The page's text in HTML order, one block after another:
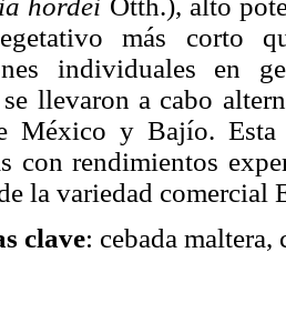
hordei Otth.), alto
más corto
individuales en
llevaron a cabo
México y Bajío. Esta
con rendimientos
la variedad comercial
clave: cebada